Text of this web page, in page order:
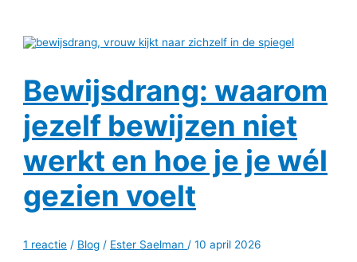
Bewijsdrang: waarom
jezelf bewijzen niet
werkt en hoe je je wél
gezien voelt
1 reactie / Blog / Ester Saelman /10 april 2026